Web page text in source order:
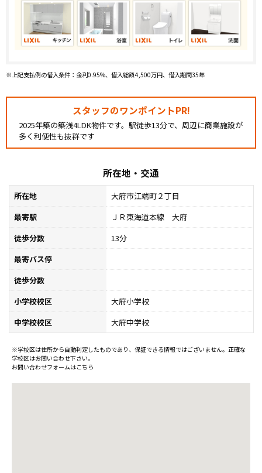
※上記支払例の借入条件：金利0.95%、借入総額4,500万円、借入期間35年
スタッフのワンポイントPR!
2025年築の築浅4LDK物件です。駅徒歩13分で、周辺に商業施設が
多く利便性も抜群です
所在地・交通
所在地
大府市江端町２丁目
最寄駅
ＪＲ東海道本線 大府
徒歩分数
13分
最寄バス停
徒歩分数
小学校校区
大府小学校
中学校校区
大府中学校
※学校区は住所から自動判定したものであり、保証できる情報ではございません。正確な
学校区はお問い合わせ下さい。
お問い合わせフォームはこちら